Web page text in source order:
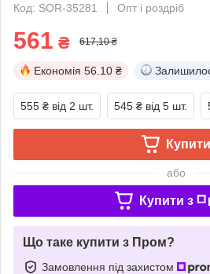
Код: SOR-35281
Опт і роздріб
561 ₴ 617,10 ₴
Економія 56.10 ₴
555 ₴ від 2 шт. 545 ₴ від 5 шт.
Купити
або
Купити з
Що таке купити з Пром?
Замовлення під захистом